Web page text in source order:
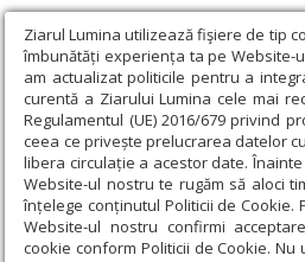
Ziarul Lumina utilizează fişiere de tip
îmbunătăți experiența ta pe Website-
am actualizat politicile pentru a
curentă a Ziarului Lumina cele mai
Regulamentul (UE) 2016/679 privind
ceea ce privește prelucrarea datelor
libera circulație a acestor date.
Website-ul nostru te rugăm să aloci
înțelege conținutul Politicii de Cookie.
Website-ul nostru confirmi
cookie conform Politicii de Cookie.
Ziarul Lumina › Actualitate religioasă
de lemn a mănăstirii vrâncene Lepșa